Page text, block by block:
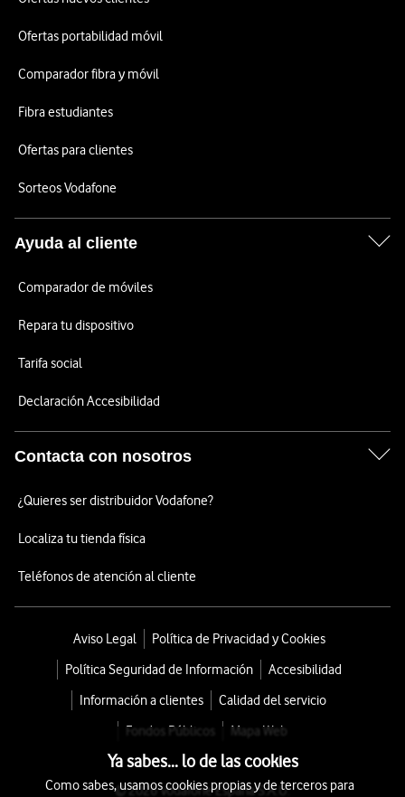
Ofertas portabilidad móvil
Comparador fibra y móvil
Fibra estudiantes
Ofertas para clientes
Sorteos Vodafone
Ayuda al cliente
Comparador de móviles
Repara tu dispositivo
Tarifa social
Declaración Accesibilidad
Contacta con nosotros
¿Quieres ser distribuidor Vodafone?
Localiza tu tienda física
Teléfonos de atención al cliente
Aviso Legal
Política de Privacidad y Cookies
Política Seguridad de Información
Accesibilidad
Información a clientes
Calidad del servicio
Fondos Públicos
Mapa Web
© 2026 Vodafone España S.A.U.
Ya sabes... lo de las cookies
Como sabes, usamos cookies propias y de terceros para